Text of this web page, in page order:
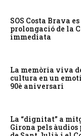
SOS Costa Brava
prolongació de la
immediata
La memòria viva
cultura en un
90è aniversari
La “dignitat” a
Girona pels àudios